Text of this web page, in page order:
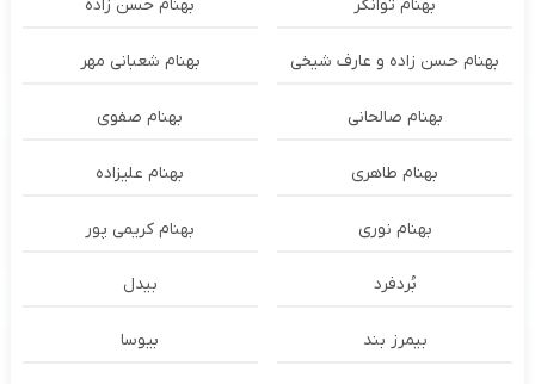
بهنام توانگر بهنام حسن زاده
بهنام حسن زاده و عارف شیخی بهنام شعبانی مهر
بهنام صالحانی بهنام صفوی
بهنام طاهری بهنام علیزاده
بهنام نوری بهنام کریمی پور
بُردفرد بیدل
بیمرز بند بیوسا